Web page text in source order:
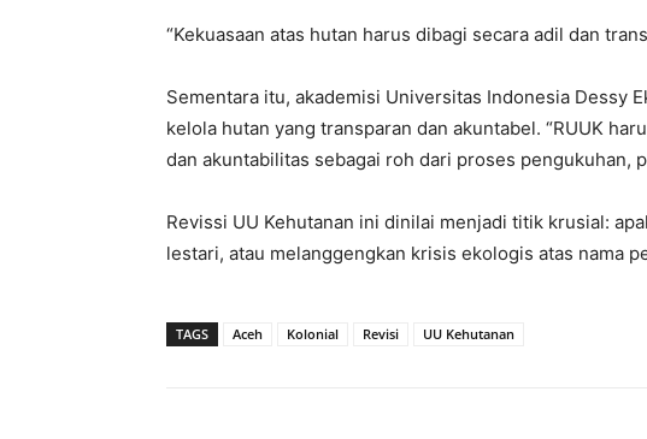
“Kekuasaan atas hutan harus dibagi secara adil dan
Sementara itu, akademisi Universitas Indonesia Dessy
kelola hutan yang transparan dan akuntabel. “RUUK
dan akuntabilitas sebagai roh dari proses pengukuhan,
Revissi UU Kehutanan ini dinilai menjadi titik krusial:
lestari, atau melanggengkan krisis ekologis atas nama
TAGS Aceh Kolonial Revisi UU Kehutanan